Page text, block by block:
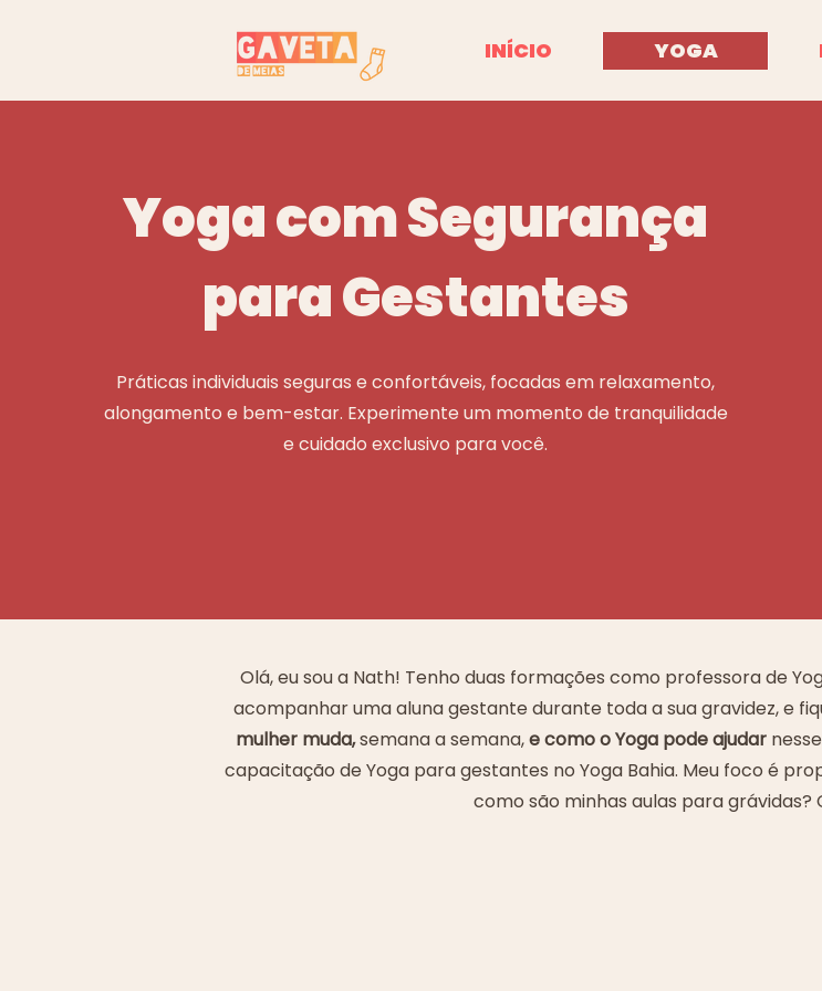
INÍCIO YOGA
Yoga com Segurança
para Gestantes
Práticas individuais seguras e confortáveis, focadas em relaxamento,
alongamento e bem-estar. Experimente um momento de tranquilidade
e cuidado exclusivo para você.
Olá, eu sou a Nath! Tenho duas formações como professora de
acompanhar uma aluna gestante durante toda a sua gravidez, e
mulher muda,semana a semana,e como o Yoga pode ajudar
capacitação de Yoga para gestantes no Yoga Bahia. Meu foco é
como são minhas aulas para grávidas?